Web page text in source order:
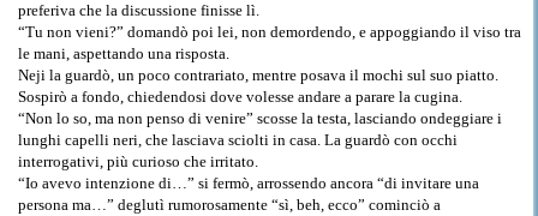
preferiva che la discussione finisse lì.
“Tu non vieni?” domandò poi lei, non demordendo, e appoggiando il viso tra
le mani, aspettando una risposta.
Neji la guardò, un poco contrariato, mentre posava il mochi sul suo piatto.
Sospirò a fondo, chiedendosi dove volesse andare a parare la cugina.
“Non lo so, ma non penso di venire” scosse la testa, lasciando ondeggiare i
lunghi capelli neri, che lasciava sciolti in casa. La guardò con occhi
interrogativi, più curioso che irritato.
“Io avevo intenzione di…” si fermò, arrossendo ancora “di invitare una
persona ma…” deglutì rumorosamente “sì, beh, ecco” cominciò a